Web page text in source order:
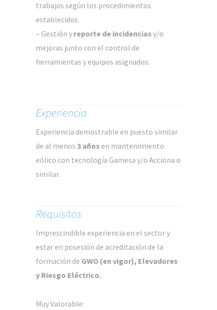
trabajos según los procedimientos
establecidos.
– Gestión y reporte de incidencias y/o
mejoras junto con el control de
herramientas y equipos asignados.
Experiencia
Experiencia demostrable en puesto similar
de al menos 3 años en mantenimiento
eólico con tecnología Gamesa y/o Acciona o
similar.
Requisitos
Imprescindible experiencia en el sector y
estar en posesión de acreditación de la
formación de GWO (en vigor), Elevadores
y Riesgo Eléctrico.
Muy Valorable: